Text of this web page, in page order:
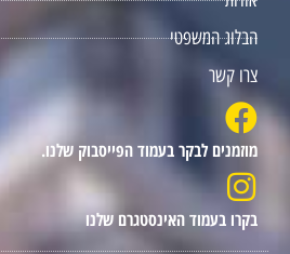
הבלוג המשפטי
צרו קשר
מוזמנים לבקר בעמוד הפייסבוק שלנו.
בקרו בעמוד האינסטגרם שלנו